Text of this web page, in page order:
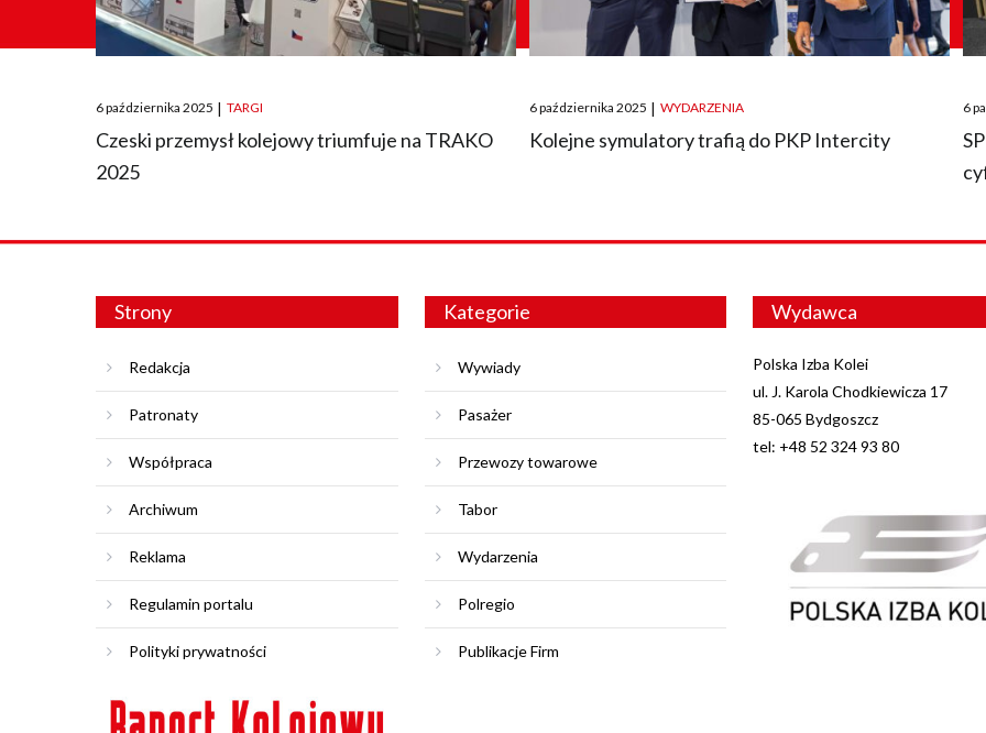
Posted
on
6 października 2025 | TARGI
Czeski przemysł kolejowy triumfuje na TRAKO
2025
Posted
on
6 października 2025 | WYDARZENIA
Kolejne symulatory trafią do PKP Intercity
on
6
Strony
Redakcja
Patronaty
Współpraca
Archiwum
Reklama
Regulamin portalu
Polityki prywatności
Kategorie
Wywiady
Pasażer
Przewozy towarowe
Tabor
Wydarzenia
Polregio
Publikacje Firm
Wydawca
Polska Izba Kolei
ul. J. Karola Chodkiewicza 17
85-065 Bydgoszcz
tel: +48 52 324 93 80